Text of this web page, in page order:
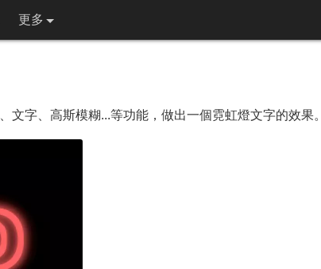
更多
字、高斯模糊...等功能，做出一個霓虹燈文字的效果。